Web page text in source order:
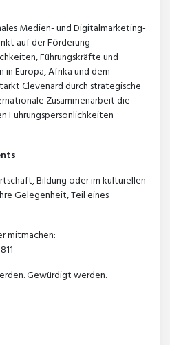
Medien- und Digitalmarketing-
auf der Förderung
Führungskräfte und
Europa, Afrika und dem
Clevenard durch strategische
Zusammenarbeit die
Führungspersönlichkeiten
Bildung oder im kulturellen
Gelegenheit, Teil eines
mitmachen:
Gewürdigt werden.